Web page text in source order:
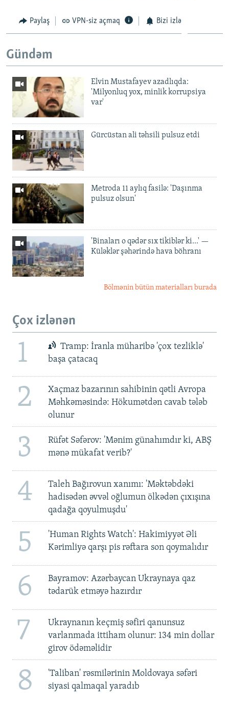
Paylaş VPN-siz açmaq Bizi izlə
Gündəm
Elvin Mustafayev azadlıqda:
'Milyonluq yox, minlik korrupsiya
var'
Gürcüstan ali təhsili pulsuz etdi
Metroda 11 aylıq fasilə: 'Daşınma
pulsuz olsun'
'Binaları o qədər sıx tikiblər ki...' —
Küləklər şəhərində hava böhranı
Bölmənin bütün materialları burada
Çox izlənən
1
Tramp: İranla müharibə 'çox tezliklə'
başa çatacaq
2
Xaçmaz bazarının sahibinin qətli Avropa
Məhkəməsində: Hökumətdən cavab tələb
olunur
3
Rüfət Səfərov: 'Mənim günahımdır ki, ABŞ
mənə mükafat verib?'
4
Taleh Bağırovun xanımı: 'Məktəbdəki
hadisədən əvvəl oğlumun ölkədən çıxışına
qadağa qoyulmuşdu'
5
'Human Rights Watch': Hakimiyyət Əli
Kərimliyə qarşı pis rəftara son qoymalıdır
6
Bayramov: Azərbaycan Ukraynaya qaz
tədarük etməyə hazırdır
7
Ukraynanın keçmiş səfiri qanunsuz
varlanmada ittiham olunur: 134 min dollar
girov ödəməlidir
8
'Taliban' rəsmilərinin Moldovaya səfəri
siyasi qalmaqal yaradıb